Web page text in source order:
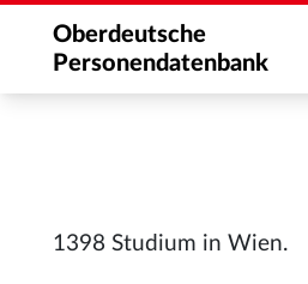
Oberdeutsche
Personendatenbank
1398 Studium in Wien.